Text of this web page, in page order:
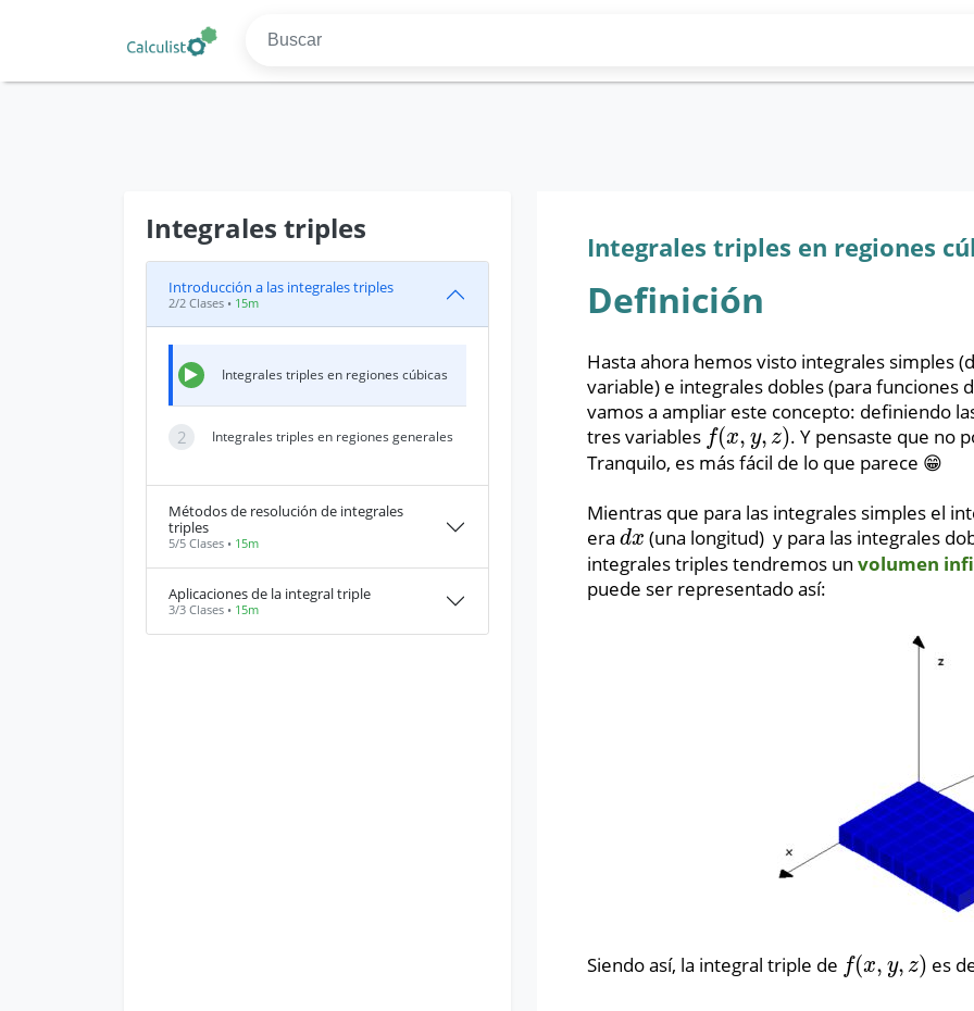
Integrales triples
Introducción a las integrales triples
2/2 Clases • 15m
Integrales triples en regiones cúbicas
2 Integrales triples en regiones generales
Métodos de resolución de integrales
triples
5/5 Clases • 15m
Aplicaciones de la integral triple
3/3 Clases • 15m
Integrales triples en regiones
Definición
Hasta ahora hemos visto integrales simples
variable) e integrales dobles (para funciones
vamos a ampliar este concepto: definiendo
tres variables f(x, y, z)
f(x,y, z)
. Y pensaste que no
Tranquilo, es más fácil de lo que parece 😁
Mientras que para las integrales simples el
era dx
dx (una longitud) y para las integrales
integrales triples tendremos un volumen
puede ser representado así:
Siendo así, la integral triple de f(x, y, z)
f(x,y, z) es